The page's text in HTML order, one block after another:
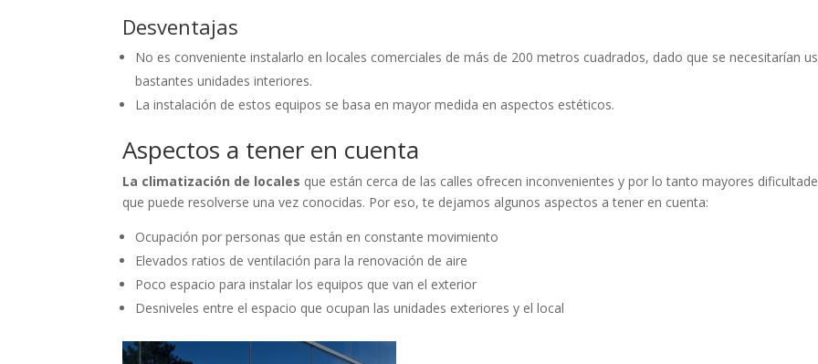
Desventajas
No es conveniente instalarlo en locales comerciales de más de 200 metros cuadrados, dado que se necesitarían
bastantes unidades interiores.
La instalación de estos equipos se basa en mayor medida en aspectos estéticos.
Aspectos a tener en cuenta
La climatización de locales que están cerca de las calles ofrecen inconvenientes y por lo tanto mayores
que puede resolverse una vez conocidas. Por eso, te dejamos algunos aspectos a tener en cuenta:
Ocupación por personas que están en constante movimiento
Elevados ratios de ventilación para la renovación de aire
Poco espacio para instalar los equipos que van el exterior
Desniveles entre el espacio que ocupan las unidades exteriores y el local